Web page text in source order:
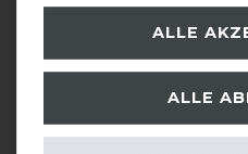
Damen
ALLE
ALLE